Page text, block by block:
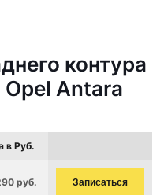
контура
Antara
в Руб.
руб. Записаться